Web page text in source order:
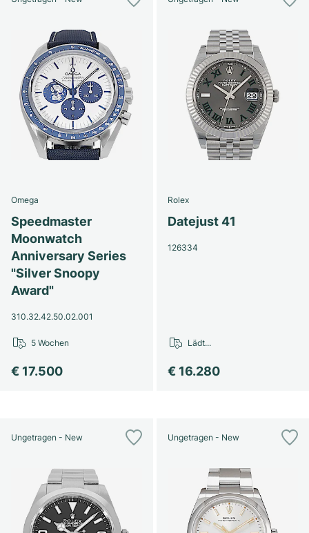
Omega
Speedmaster
Moonwatch
Anniversary Series
"Silver Snoopy
Award"
310.32.42.50.02.001
€ 17.500
5 Wochen
Rolex
Datejust 41
126334
€ 16.280
Lädt...
Ungetragen - New Ungetragen - New